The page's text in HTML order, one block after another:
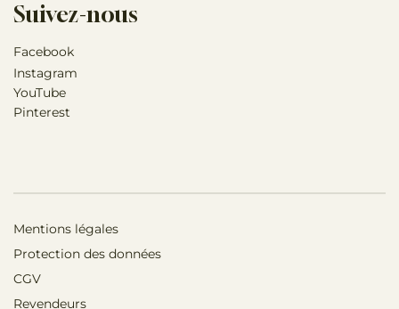
Mentions légales
Protection des données
CGV
Revendeurs
Suivez-nous
Facebook
Instagram
YouTube
Pinterest